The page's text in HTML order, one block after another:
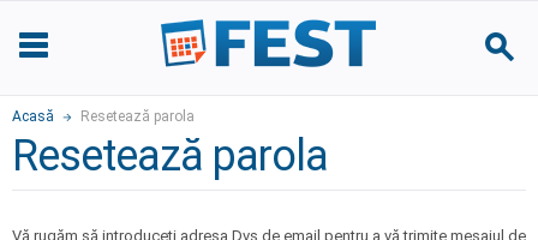
Acasă Resetează parola
Resetează parola
Vă rugăm să introduceți adresa Dvs de email pentru a vă trimite mesajul de